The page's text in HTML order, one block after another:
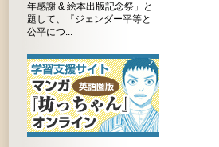
年感謝 & 絵本出版記念祭」と
題して、『ジェンダー平等と
公平につ...